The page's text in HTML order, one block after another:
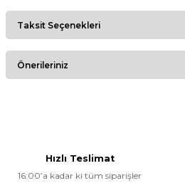
Bu ürüne ilk yorumu
Taksit Seçenekleri
Önerileriniz
Hızlı Teslimat
16:00’a kadar ki tüm siparişler